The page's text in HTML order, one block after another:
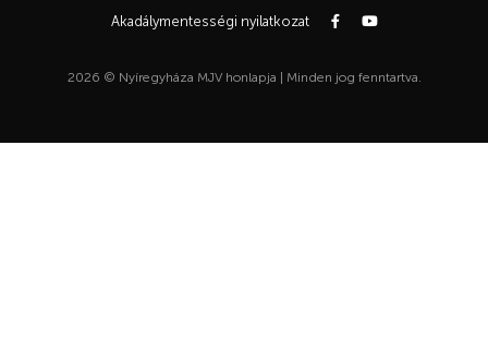
Akadálymentességi nyilatkozat
2026 © Nyíregyháza MJV honlapja | Minden jog fenntartva.